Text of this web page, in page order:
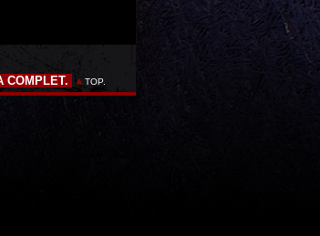
COMPLET. TOP.